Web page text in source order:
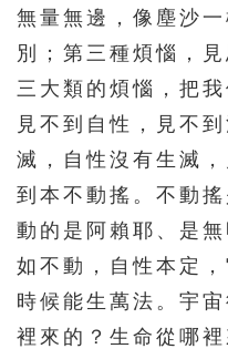
461 462
466 467
471 472
476 477
486 487
491 492
496 497
501 502
無量無邊，像塵沙
別；第三種煩惱，
三大類的煩惱，把
見不到自性，見不
滅，自性沒有生滅
到本不動搖。不動
動的是阿賴耶、是
如不動，自性本定
時候能生萬法。宇
裡來的？生命從哪